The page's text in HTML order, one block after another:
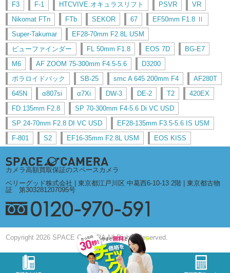
F3
F-1 HTCVIVE.オキュラスリフト PSVR
VR
Nikomat FTn
FTb SEKOR 67
EF50mm F1.8 Ⅱ
Super-Takumar
EF28-70mm F2.8L USM
ビューファインダー
FL 50mm F1.8 EOS 7D
BG-E7
M6
AF ZOOM 75-300mm F4.5-5.6
D3200
ポラロイドバック
SB-25 smc A 645 200mm F4
AF280T
645N
α807si α7Xi DW-3 DE-2 T2
420EX
FD 135mm F2.8
SP 70-300mm F4-5.6 Di VC USD
SP 24-70mm F2.8 DI VC USD
EF28-135mm F3.5-5.6 IS USM
F-801
S2 EF16-35mm F2.8L USM EOS KISS
カメラ高額買取保証のスペースカメラ
ベリーグッド株式会社 | 東京都江戸川区 中葛西6-10-13 2階 | 東京都古物
証 第303281207095号
Copyright 2026 SPACE CAMERA All Rights Reserved.